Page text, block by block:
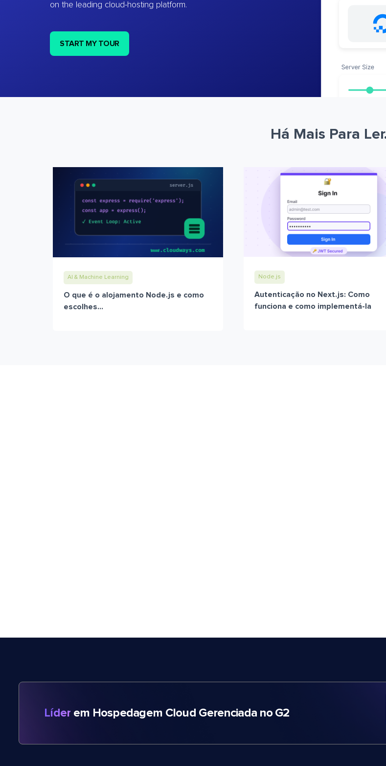
on the leading cloud-hosting platform.
START MY TOUR
Há Mais Para
AI & Machine Learning
O que é o alojamento Node.js e como
escolhes...
Node.js
Autenticação no Next.js: Como
funciona e como implementá-la
Líder em Hospedagem Cloud Gerenciada no G2